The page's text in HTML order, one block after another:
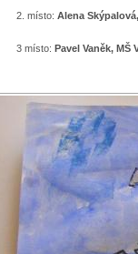
2. místo: Alena
3 místo: Pavel Vaněk, MŠ